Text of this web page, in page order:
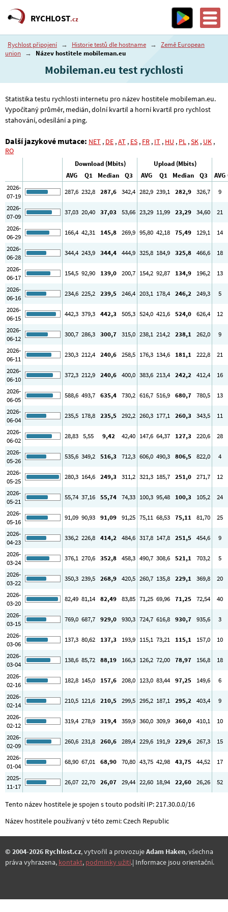
RYCHLOST.cz
Rychlost připojení → Historie testů dle hostname → Země European
union → Název hostitele mobileman.eu
Mobileman.eu test rychlosti
Statistika testu rychlosti internetu pro název hostitele mobileman.eu.
Vypočítaný průměr, medián, dolní kvartil a horní kvartil pro rychlost
stahování, odesílání a ping.
Další jazykové mutace: NET , DE ,AT , ES , FR , IT , HU , PL ,SK , UK ,
RO
Download (Mbits)
Upload (Mbits)
AVG
Q1 Median Q3 AVG Q1 Median Q3 AVG
2026-
07-19
287,6 232,8 287,6 342,4 282,9 239,1 282,9 326,7
9
2026-
07-09
37,03 20,40 37,03 53,66 23,29 11,99 23,29 34,60
21
2026-
06-29
166,4 42,31 145,8 269,9 95,80 42,18 75,49 129,1
14
2026-
06-28
344,4 243,9 344,4 444,9 325,8 184,9 325,8 466,6
18
2026-
06-17
154,5 92,90 139,0 200,7 154,2 92,87 134,9 196,2
13
2026-
06-16
234,6 225,2 239,5 246,4 203,1 178,4 246,2 249,3
5
2026-
06-15
442,3 379,3 442,3 505,3 524,0 421,6 524,0 626,4
12
2026-
06-12
300,7 286,3 300,7 315,0 238,1 214,2 238,1 262,0
9
2026-
06-11
230,3 212,4 240,6 258,5 176,3 134,6 181,1 222,8
21
2026-
06-10
372,3 212,9 240,6 400,0 383,6 213,4 242,2 412,4
16
2026-
06-05
588,6 493,7 635,4 730,2 616,7 516,9 680,7 780,5
13
2026-
06-04
235,5 178,8 235,5 292,2 260,3 177,1 260,3 343,5
11
2026-
06-02
28,83 5,55 9,42 42,40 147,6 64,37 127,3 220,6
28
2026-
05-26
535,6 349,2 516,3 712,3 606,0 490,3 806,5 822,0
4
2026-
05-25
280,3 164,6 249,3 311,2 321,3 185,7 251,0 271,7
12
2026-
05-21
55,74 37,16 55,74 74,33 100,3 95,48 100,3 105,2
24
2026-
05-16
91,09 90,93 91,09 91,25 75,11 68,53 75,11 81,70
25
2026-
04-23
336,2 226,8 414,2 484,6 317,8 147,8 251,5 454,6
9
2026-
03-24
376,1 270,6 352,8 458,3 490,7 308,6 521,1 703,2
5
2026-
03-22
350,3 239,5 268,9 420,5 260,7 135,8 229,1 369,8
20
2026-
03-20
82,49 81,14 82,49 83,85 71,25 69,96 71,25 72,54
40
2026-
03-15
769,0 687,7 929,0 930,3 724,7 616,8 930,7 935,6
3
2026-
03-06
137,3 80,62 137,3 193,9 115,1 73,21 115,1 157,0
10
2026-
03-04
138,6 85,72 88,19 166,3 126,2 72,00 78,97 156,8
18
2026-
02-16
182,8 145,0 157,6 208,0 123,0 83,44 97,25 149,6
6
2026-
02-14
210,5 121,6 210,5 299,5 295,2 187,1 295,2 403,4
9
2026-
02-12
319,4 278,9 319,4 359,9 360,0 309,9 360,0 410,1
10
2026-
02-09
260,6 231,8 260,6 289,4 229,6 191,9 229,6 267,3
15
2026-
01-04
68,90 67,01 68,90 70,80 43,75 42,98 43,75 44,52
17
2025-
11-17
26,07 22,70 26,07 29,44 22,60 18,94 22,60 26,26 52
Tento název hostitele je spojen s touto podsítí IP: 217.30.0.0/16
Název hostitele používaný v této zemi: Czech Republic
© 2004-2026 Rychlost.cz, vytvořil a provozujeAdam Haken, všechna
práva vyhrazena, kontakt, podmínky užití.| Informace jsou orientační.